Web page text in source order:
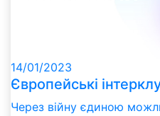
14/01/2023
Європейські
Через війну єдиною